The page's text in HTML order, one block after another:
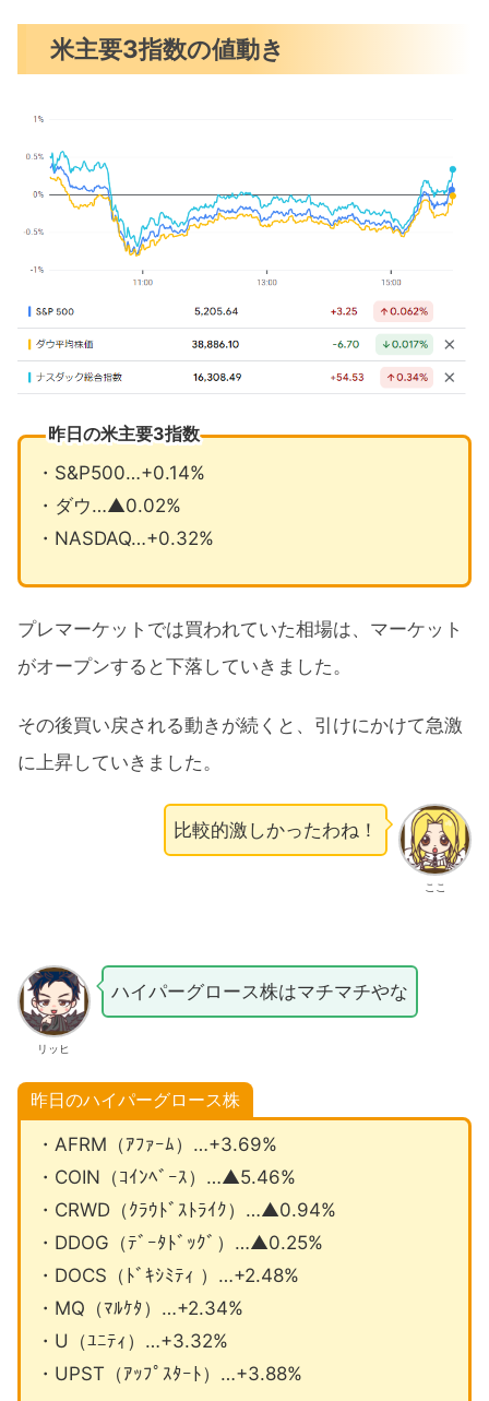
米国市場のトピックス
インテルが新型のAI半導体を発表
アトランタ連銀総裁は年1回の利下げス
タンス変わらず
4月の注目イベントについて
まとめ
米主要3指数の値動き
昨日の米主要3指数
・S&P500…+0.14%
・ダウ…▲0.02%
・NASDAQ…+0.32%
プレマーケットでは買われていた相場は、マーケット
がオープンすると下落していきました。
その後買い戻される動きが続くと、引けにかけて急激
に上昇していきました。
ここ
比較的激しかったわね！
リッヒ
ハイパーグロース株はマチマチやな
昨日のハイパーグロース株
・AFRM（ｱﾌｧｰﾑ）…+3.69%
・COIN（ｺｲﾝﾍﾞｰｽ）…▲5.46%
・CRWD（ｸﾗｳﾄﾞｽﾄﾗｲｸ）…▲0.94%
・DDOG（ﾃﾞｰﾀﾄﾞｯｸﾞ）…▲0.25%
・DOCS（ﾄﾞｷｼﾐﾃｨ ）…+2.48%
・MQ（ﾏﾙｹﾀ）…+2.34%
・U（ﾕﾆﾃｨ）…+3.32%
・UPST（ｱｯﾌﾟｽﾀｰﾄ）…+3.88%